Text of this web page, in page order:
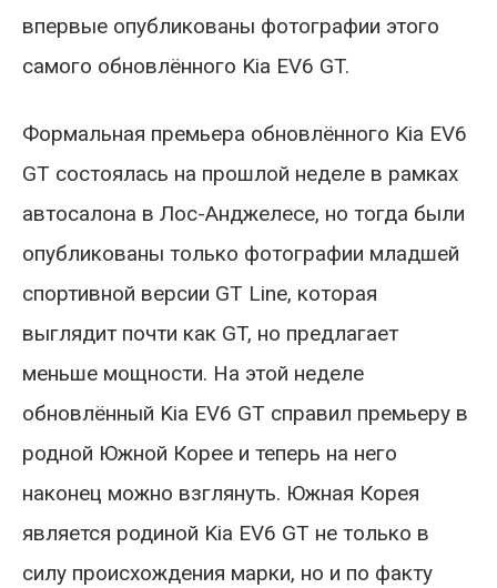
впервые опубликованы фотографии этого
самого обновлённого Kia EV6 GT.
Формальная премьера обновлённого Kia EV6
GT состоялась на прошлой неделе в рамках
автосалона в Лос-Анджелесе, но тогда были
опубликованы только фотографии младшей
спортивной версии GT Line, которая
выглядит почти как GT, но предлагает
меньше мощности. На этой неделе
обновлённый Kia EV6 GT справил премьеру в
родной Южной Корее и теперь на него
наконец можно взглянуть. Южная Корея
является родиной Kia EV6 GT не только в
силу происхождения марки, но и по факту